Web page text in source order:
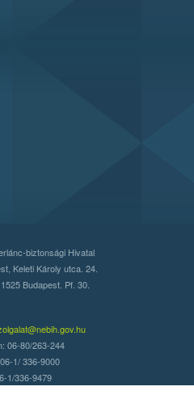
biztonsági Hivatal
Keleti Károly utca. 24.
Budapest. Pf. 30.
06-80/263-244
1/ 336-9000
1/336-9479